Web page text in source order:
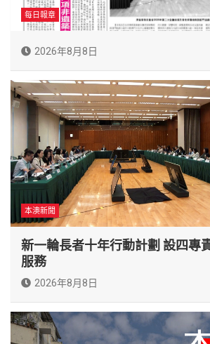
每日報章
2026年8月8日
本澳新聞
新一輪長者十年行動計劃 設四專
服務
2026年8月8日